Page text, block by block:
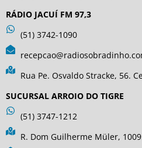
RÁDIO JACUÍ FM 97,3
(51) 3742-1090
Rua Pe. Osvaldo Stracke, 56.
SUCURSAL ARROIO DO TIGRE
(51) 3747-1212
R. Dom Guilherme Müler,